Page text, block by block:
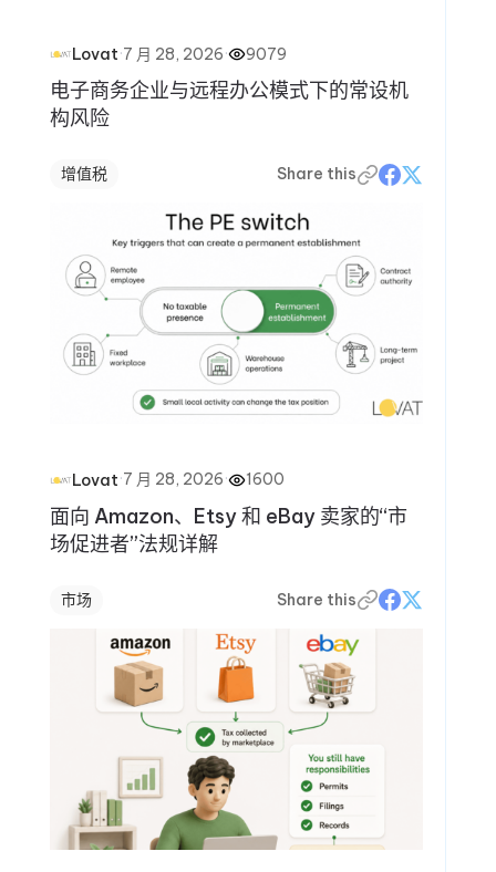
Lovat·7 月 28, 2026· 9079
电子商务企业与远程办公模式下的常设机
构风险
增值税 Share this
Lovat·7 月 28, 2026· 1600
面向 Amazon、Etsy 和 eBay 卖家的“市
场促进者”法规详解
市场 Share this